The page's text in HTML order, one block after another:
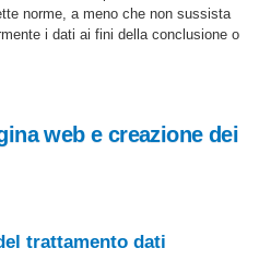
norme, a meno che non sussista
i dati ai fini della conclusione o
web e creazione dei
trattamento dati